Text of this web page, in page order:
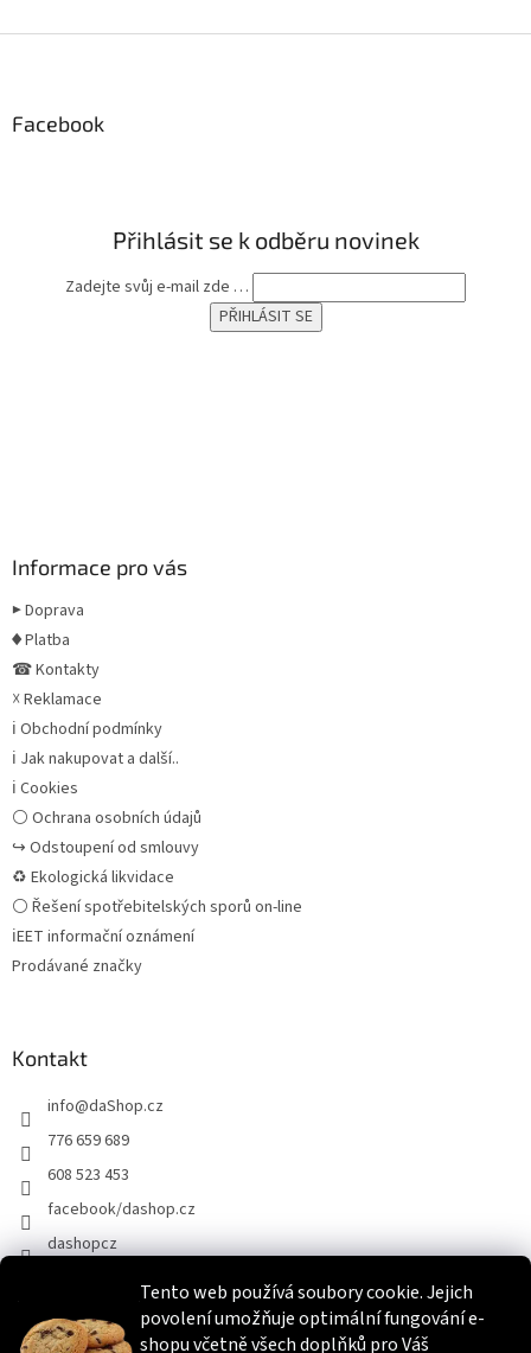
Tento web používá soubory cookie. Jejich
povolení umožňuje optimální fungování e-
shopu včetně všech doplňků pro Váš
i
Facebook
Přihlásit se k odběru novinek
Zadejte svůj e-mail zde …
Informace pro vás
▶ Doprava
♦ Platba
☎ Kontakty
☓ Reklamace
ℹ Obchodní podmínky
ℹ Jak nakupovat a další..
ℹ Cookies
⚪ Ochrana osobních údajů
↪ Odstoupení od smlouvy
♻ Ekologická likvidace
⚪ Řešení spotřebitelských sporů on-line
ℹEET informační oznámení
Prodávané značky
Kontakt
info@daShop.cz
776 659 689
608 523 453
facebook/dashop.cz
dashopcz
Heureka.cz Zboží.cz Srovnáme.cz